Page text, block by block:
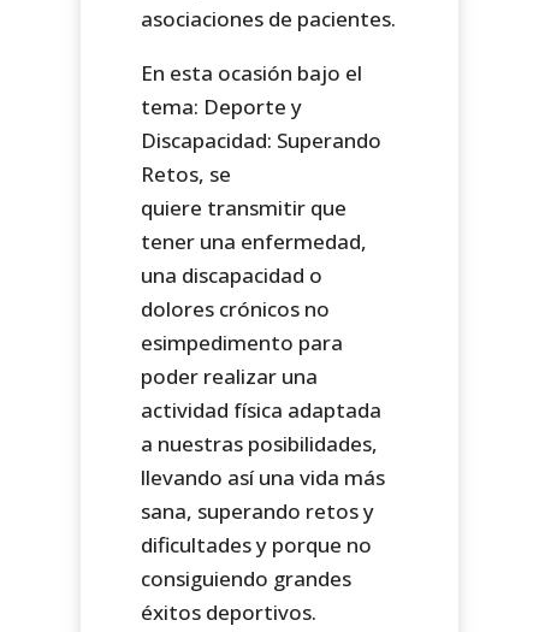
asociaciones de pacientes.
En esta ocasión bajo el
tema: Deporte y
Discapacidad: Superando
Retos, se
quiere transmitir que
tener una enfermedad,
una discapacidad o
dolores crónicos no
esimpedimento para
poder realizar una
actividad física adaptada
a nuestras posibilidades,
llevando así una vida más
sana, superando retos y
dificultades y porque no
consiguiendo grandes
éxitos deportivos.